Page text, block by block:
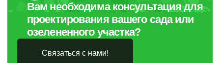
Вам необходима консультация для
проектирования вашего сада или
озелененного участка?
Связаться с нами!